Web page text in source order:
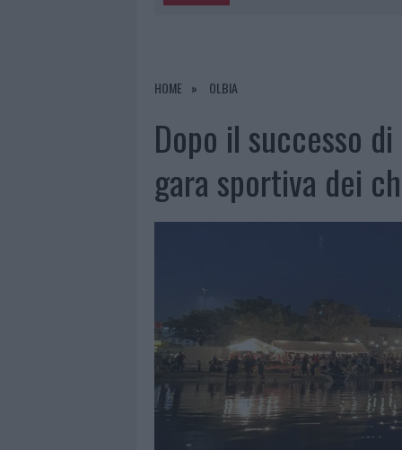
6 AGOSTO 2026
HOME OLBIA
Dopo il successo
gara sportiva dei